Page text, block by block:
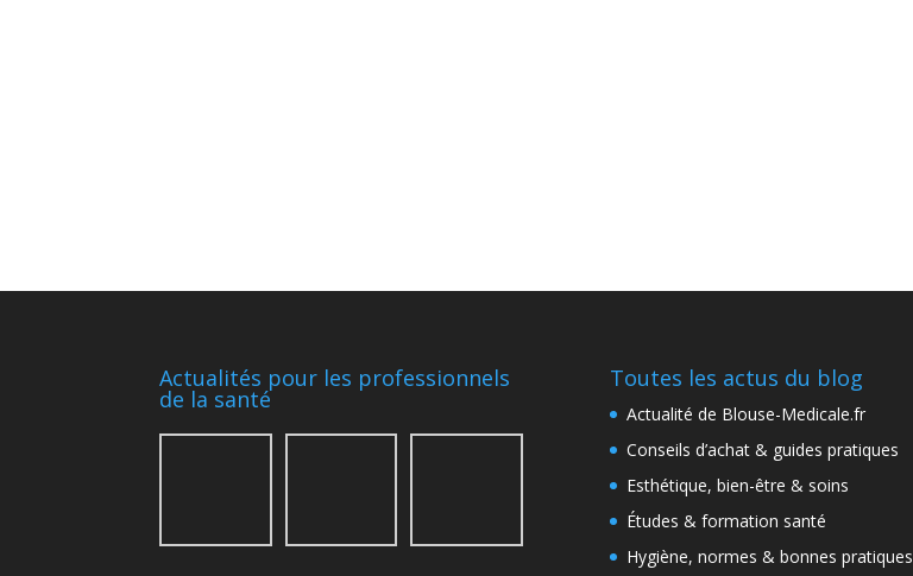
Actualités pour les professionnels
de la santé
Toutes les actus du blog
Actualité de Blouse-Medicale.fr
Conseils d’achat & guides pratiques
Esthétique, bien-être & soins
Études & formation santé
Hygiène, normes & bonnes pratiques